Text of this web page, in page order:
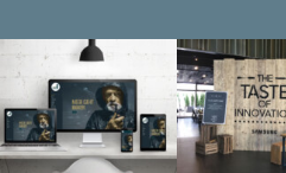
VISSCHER`S
FRITZEN
SAMSUNG
– a Taste
of